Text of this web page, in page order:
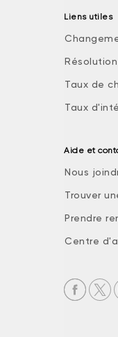
Liens utiles
Taux de
Taux
Aide et
Nous
Trouver
Prendre
Centre